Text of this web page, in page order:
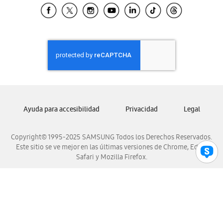
Samsung El Salvador
Samsung Honduras
Samsung Nicaragua
Samsung Panamá
Samsung Venezuela
Copyright© 1995-2025 SAMSUNG Todos los Derechos Reservados.
Este sitio se ve mejor en las últimas versiones de Chrome, Edge,
Safari y Mozilla Firefox.
Ayuda para accesibilidad Privacidad Legal